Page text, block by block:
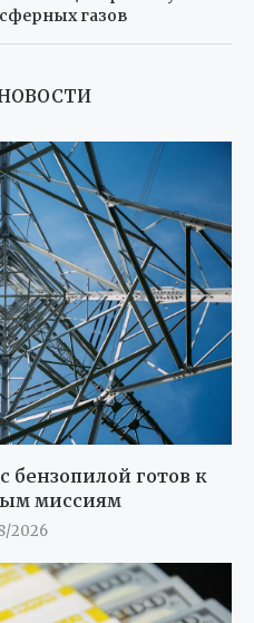
газов
бензопилой готов к
миссиям
2026